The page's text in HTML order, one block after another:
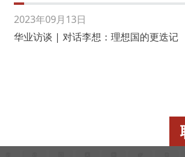
2023年09月13日
华业访谈 | 对话李想：理想国的更迭记